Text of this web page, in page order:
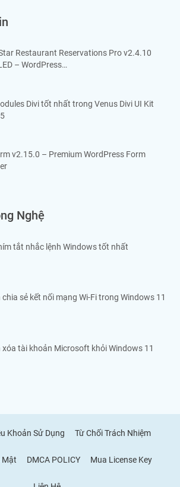
Restaurant Reservations Pro v2.4.10
– WordPress…
Divi tốt nhất trong Venus Divi UI Kit
v2.15.0 – Premium WordPress Form
Nghệ
tắt nhắc lệnh Windows tốt nhất
chia sẻ kết nối mạng Wi-Fi trong Windows 11
xóa tài khoản Microsoft khỏi Windows 11
Khoản Sử Dụng Từ Chối Trách Nhiệm
Mật DMCA POLICY Mua License Key